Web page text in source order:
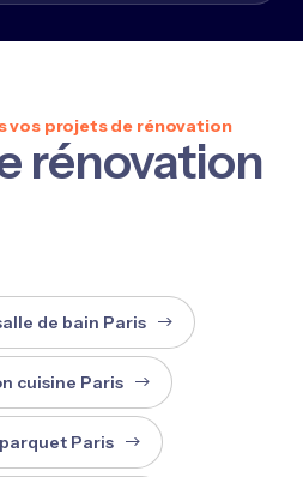
vos projets de rénovation
rénovation
de bain Paris
cuisine Paris
Paris